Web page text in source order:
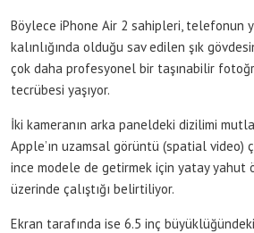
Böylece iPhone Air 2 sahipleri, telefonun
kalınlığında olduğu sav edilen şık
çok daha profesyonel bir taşınabilir
tecrübesi yaşıyor.
İki kameranın arka paneldeki dizilimi
Apple’ın uzamsal görüntü (spatial video)
ince modele de getirmek için yatay yahut
üzerinde çalıştığı belirtiliyor.
Ekran tarafında ise 6.5 inç